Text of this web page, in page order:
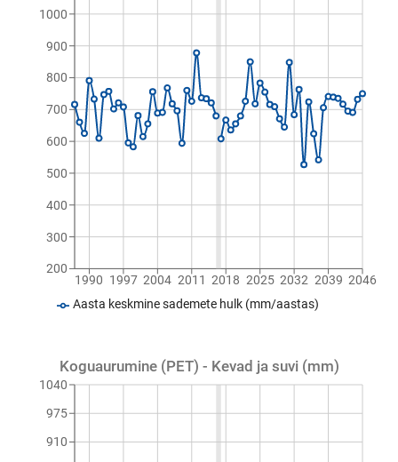
1990 1997 2004 2011 2018 2025 2032 2039 2046
200
300
400
500
600
700
800
900
1000
Aasta keskmine sademete hulk (mm/aastas)
Koguaurumine (PET) - Kevad ja suvi (mm)
910
975
1040